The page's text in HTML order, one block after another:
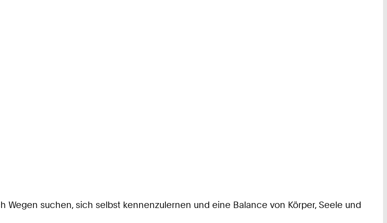
suchen, sich selbst kennenzulernen und eine Balance von Körper, Seele und